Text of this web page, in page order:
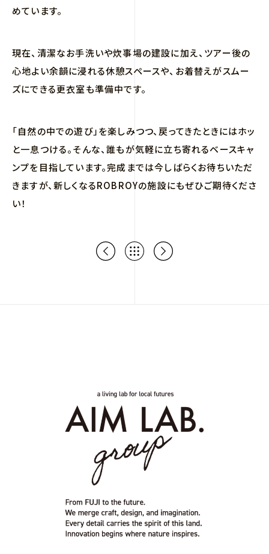
めています。
現在、清潔なお手洗いや炊事場の建設に加え、ツアー後の
心地よい余韻に浸れる休憩スペースや、お着替えがスムー
ズにできる更衣室も準備中です。
「自然の中での遊び」を楽しみつつ、戻ってきたときにはホッ
と一息つける。そんな、誰もが気軽に立ち寄れるベースキャ
ンプを目指しています。完成までは今しばらくお待ちいただ
きますが、新しくなるROBROYの施設にもぜひご期待くださ
い！